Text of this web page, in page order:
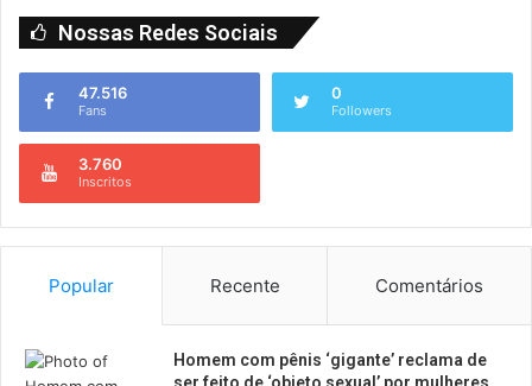
Nossas Redes Sociais
47.516
Fans
0
Followers
3.760
Inscritos
Popular Recente Comentários
Homem com pênis ‘gigante’ reclama de